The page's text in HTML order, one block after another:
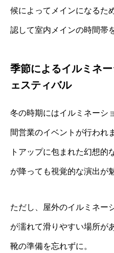
候によってメインになるた
認して室内メインの時間帯
季節によるイルミネ
ェスティバル
冬の時期にはイルミネーシ
間営業のイベントが行われ
トアップに包まれた幻想的
が降っても視覚的な演出が
ただし、屋外のイルミネー
が濡れて滑りやすい場所が
靴の準備を忘れずに。